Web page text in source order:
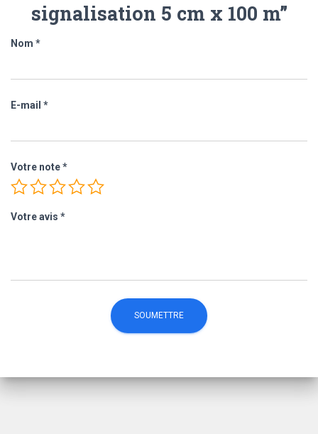
signalisation 5 cm x 100 m”
Nom *
E-mail *
Votre note*
Votre avis *